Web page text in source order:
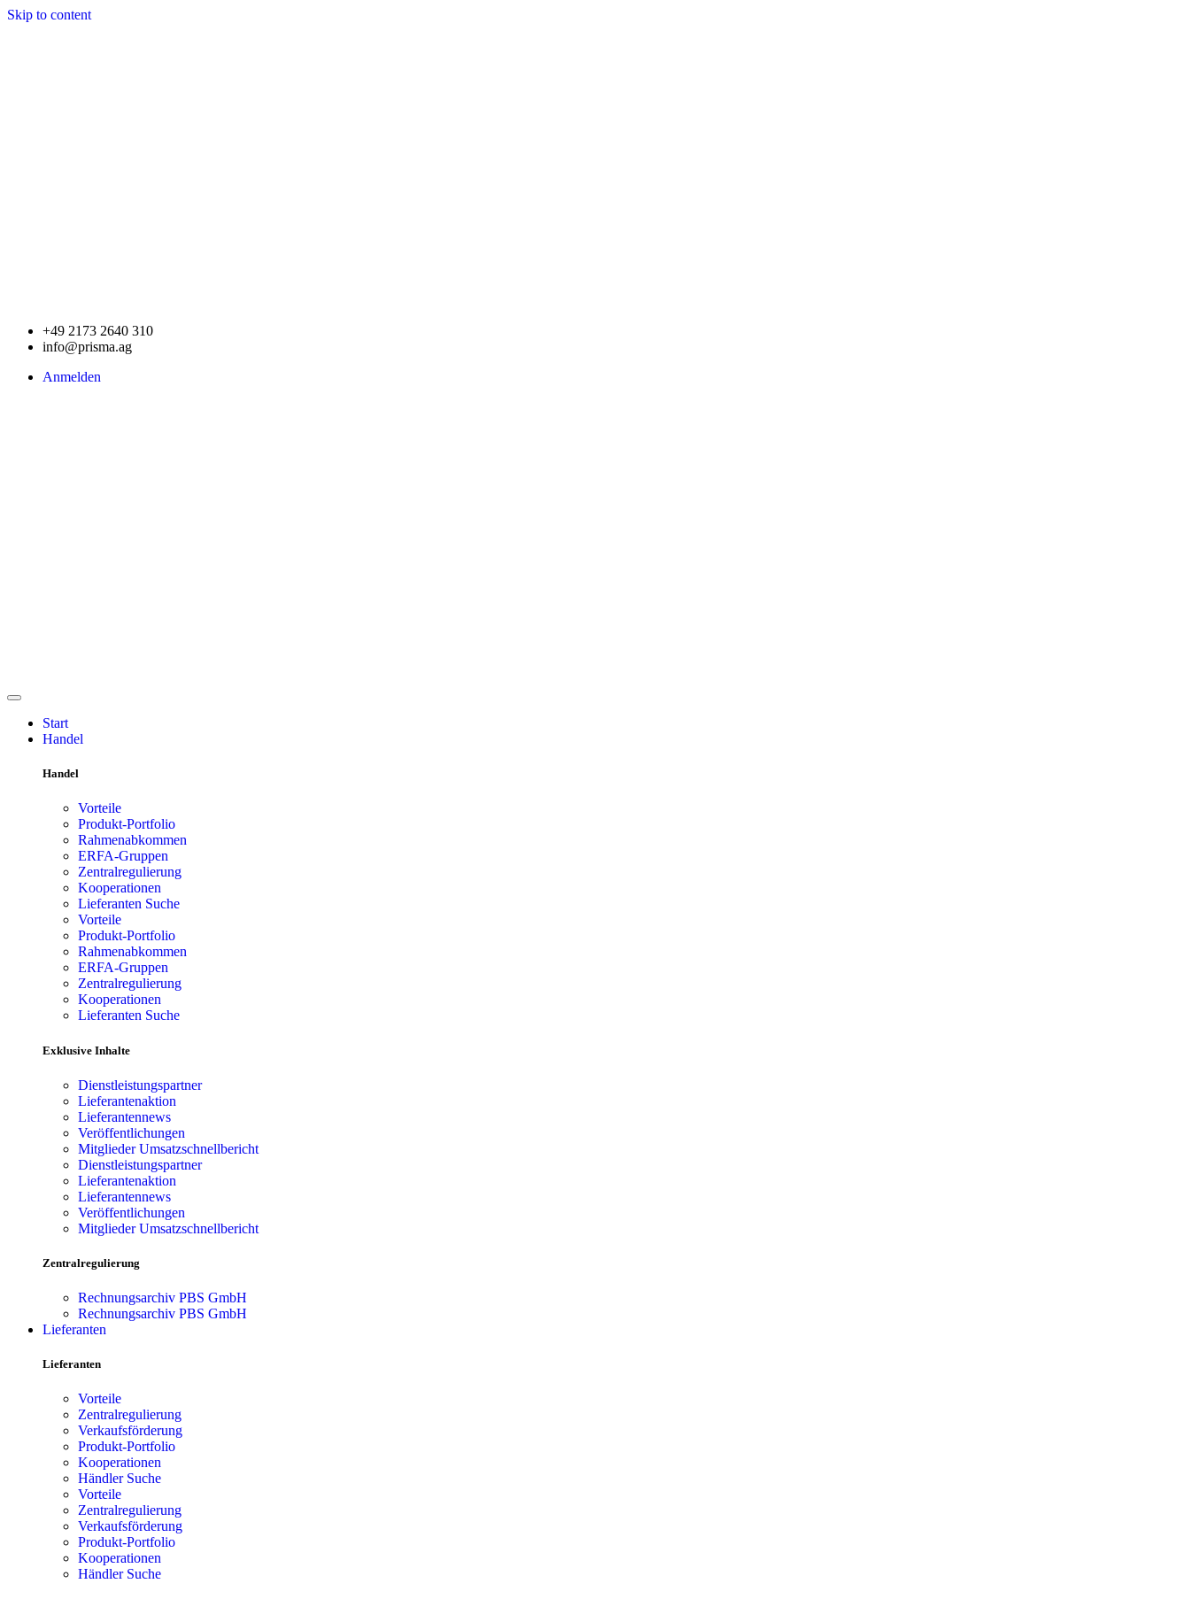
Skip to content
+49 2173 2640 310
info@prisma.ag
Anmelden
Start
Handel
Handel
Vorteile
Produkt-Portfolio
Rahmenabkommen
ERFA-Gruppen
Zentralregulierung
Kooperationen
Lieferanten Suche
Vorteile
Produkt-Portfolio
Rahmenabkommen
ERFA-Gruppen
Zentralregulierung
Kooperationen
Lieferanten Suche
Exklusive Inhalte
Dienstleistungspartner
Lieferantenaktion
Lieferantennews
Veröffentlichungen
Mitglieder Umsatzschnellbericht
Dienstleistungspartner
Lieferantenaktion
Lieferantennews
Veröffentlichungen
Mitglieder Umsatzschnellbericht
Zentralregulierung
Rechnungsarchiv PBS GmbH
Rechnungsarchiv PBS GmbH
Lieferanten
Lieferanten
Vorteile
Zentralregulierung
Verkaufsförderung
Produkt-Portfolio
Kooperationen
Händler Suche
Vorteile
Zentralregulierung
Verkaufsförderung
Produkt-Portfolio
Kooperationen
Händler Suche